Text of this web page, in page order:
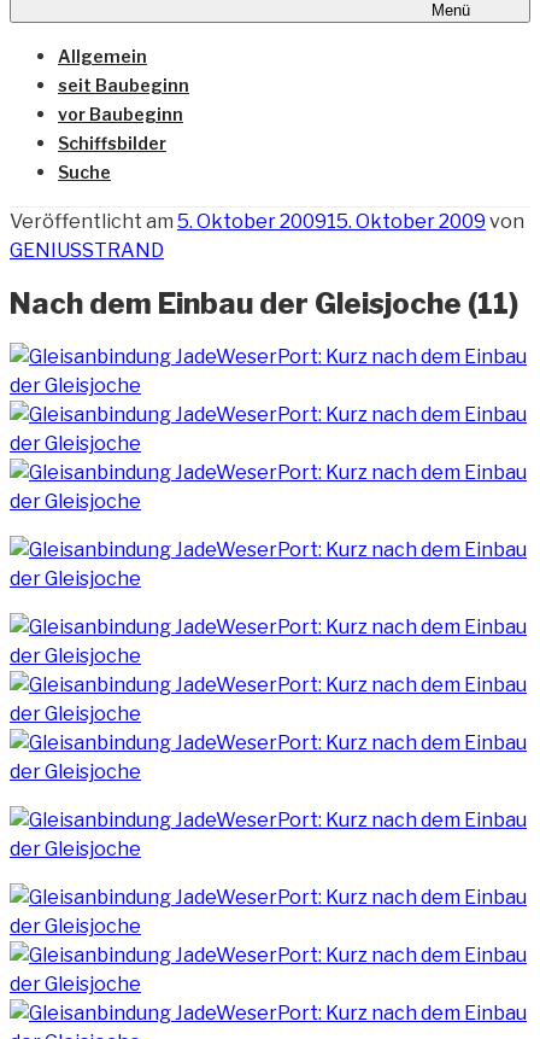
Menü
Allgemein
seit Baubeginn
vor Baubeginn
Schiffsbilder
Suche
Veröffentlicht am 5. Oktober 200915. Oktober 2009 von
GENIUSSTRAND
Nach dem Einbau der Gleisjoche (11)